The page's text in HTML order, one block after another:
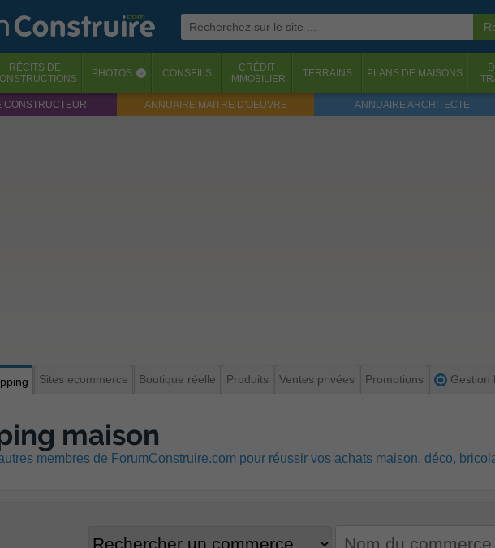
RÉCITS DE
PHOTOS ‹ CONSEILS
CRÉDIT
IMMOBILIER
TERRAINS PLANS DE MAISONS
CONSTRUCTEUR ANNUAIRE MAITRE D'OEUVRE ANNUAIRE ARCHITECTE
Sites ecommerce Boutique réelle Produits Ventes privées Promotions Gestion
maison
membres de ForumConstruire.com pour réussir vos achats maison, déco,